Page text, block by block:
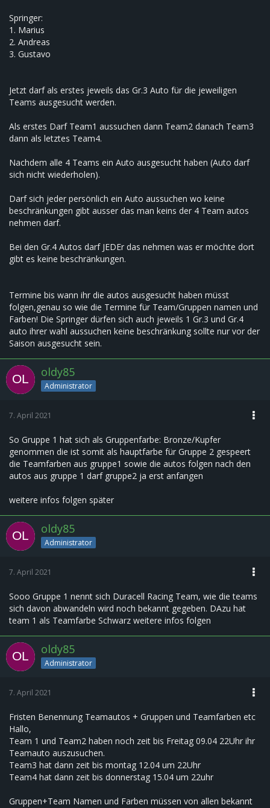
Springer:
1. Marius
2. Andreas
3. Gustavo
Jetzt darf als erstes jeweils das Gr.3 Auto für die jeweiligen
Teams ausgesucht werden.
Als erstes Darf Team1 aussuchen dann Team2 danach Team3
dann als letztes Team4.
Nachdem alle 4 Teams ein Auto ausgesucht haben (Auto darf
sich nicht wiederholen).
Darf sich jeder persönlich ein Auto aussuchen wo keine
beschränkungen gibt ausser das man keins der 4 Team autos
nehmen darf.
Bei den Gr.4 Autos darf JEDEr das nehmen was er möchte dort
gibt es keine beschränkungen.
Termine bis wann ihr die autos ausgesucht haben müsst
folgen,genau so wie die Termine für Team/Gruppen namen und
Farben! Die Springer dürfen sich auch jeweils 1 Gr.3 und Gr.4
auto ihrer wahl aussuchen keine beschränkung sollte nur vor der
Saison ausgesucht sein.
oldy85
Administrator
7. April 2021
So Gruppe 1 hat sich als Gruppenfarbe: Bronze/Kupfer
genommen die ist somit als hauptfarbe für Gruppe 2 gespeert
die Teamfarben aus gruppe1 sowie die autos folgen nach den
autos aus gruppe 1 darf gruppe2 ja erst anfangen
weitere infos folgen später
oldy85
Administrator
7. April 2021
Sooo Gruppe 1 nennt sich Duracell Racing Team, wie die teams
sich davon abwandeln wird noch bekannt gegeben. DAzu hat
team 1 als Teamfarbe Schwarz weitere infos folgen
oldy85
Administrator
7. April 2021
Fristen Benennung Teamautos + Gruppen und Teamfarben etc
Hallo,
Team 1 und Team2 haben noch zeit bis Freitag 09.04 22Uhr ihr
Teamauto auszusuchen.
Team3 hat dann zeit bis montag 12.04 um 22Uhr
Team4 hat dann zeit bis donnerstag 15.04 um 22uhr
Gruppen+Team Namen und Farben müssen von allen bekannt